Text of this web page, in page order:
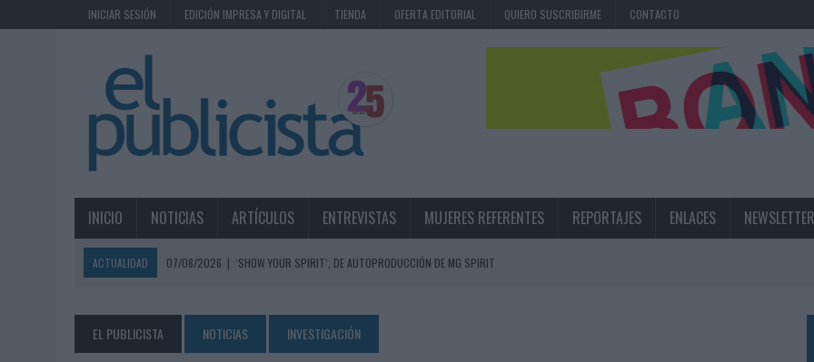
INICIAR SESIÓN EDICIÓN IMPRESA Y DIGITAL TIENDA OFERTA EDITORIAL QUIERO SUSCRIBIRME CONTACTO
INICIO NOTICIAS ARTÍCULOS ENTREVISTAS MUJERES REFERENTES REPORTAJES ENLACES NEWSLETTER
ACTUALIDAD 07/08/2026 | ‘SHOW YOUR SPIRIT’, DE AUTOPRODUCCIÓN DE MG SPIRIT
MAHOU REIVINDICA EL RITUAL DE LA CAÑA EN EL DÍA INTERNACIONAL DE LA CERVEZA
07/08/2026 | MG SPIRIT RELANZA SU MARCA CON UNA ESTRATEGIA 360º CENTRADA EN EL ORIGEN BARCELONÉS
EL PUBLICISTA NOTICIAS INVESTIGACIÓN